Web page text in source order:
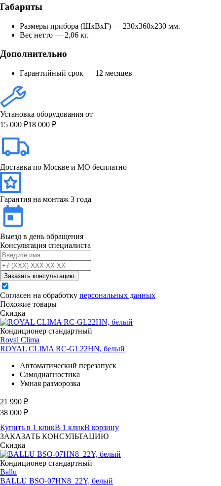
Габариты
Размеры прибора (ШхВхГ) — 230x360x230 мм.
Вес нетто — 2,06 кг.
Дополнительно
Гарантийный срок — 12 месяцев
Установка оборудования от
15 000 ₽18 000 ₽
Доставка по Москве и МО бесплатно
Гарантия на монтаж 3 года
Выезд в день обращения
Консультация специалиста
Заказать консультацию
Согласен на обработку персональных данных
Похожие товары
Скидка
Кондиционер стандартный
Royal Clima
ROYAL CLIMA RC-GL22HN, белый
Автоматический перезапуск
Самодиагностика
Умная разморозка
21 990 ₽
38 000 ₽
Купить в 1 кликВ 1 кликВ корзину
ЗАКАЗАТЬ КОНСУЛЬТАЦИЮ
Скидка
Кондиционер стандартный
Ballu
BALLU BSO-07HN8_22Y, белый